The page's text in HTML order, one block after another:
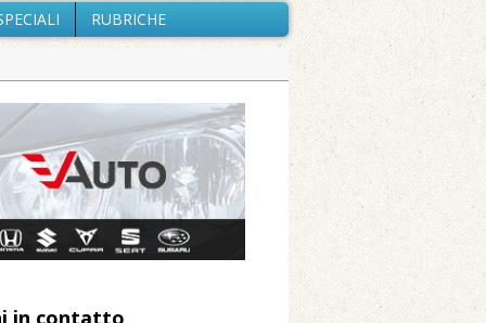
RUBRICHE
«Misura precauzionale e
della Pro Loco
estrema e gli incendi